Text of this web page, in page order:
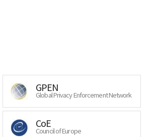
GPEN
Global Privacy Enforcement Network
CoE
Council of Europe